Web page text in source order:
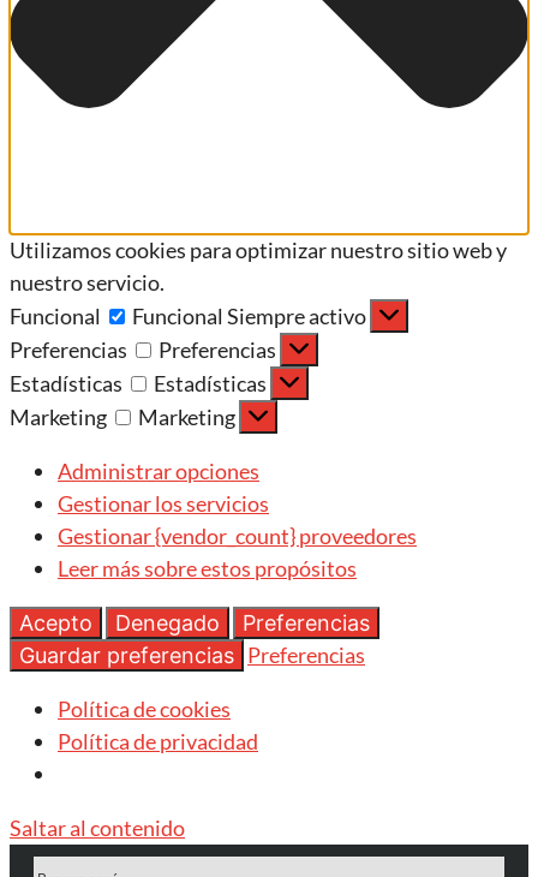
Utilizamos cookies para optimizar nuestro sitio web y
nuestro servicio.
Funcional
Funcional Siempre activo
Preferencias
Preferencias
Estadísticas
Estadísticas
Marketing
Marketing
Administrar opciones
Gestionar los servicios
Gestionar {vendor_count} proveedores
Leer más sobre estos propósitos
Acepto Denegado
Preferencias
Guardar preferencias Preferencias
Política de cookies
Política de privacidad
Saltar al contenido